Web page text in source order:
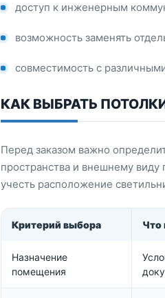
доступ к инженерным
возможность заменять
совместимость с
КАК ВЫБРАТЬ ПОТОЛКИ
Перед заказом важно
пространства и внешнему
учесть расположение
Критерий выбора Что
Назначение
помещения